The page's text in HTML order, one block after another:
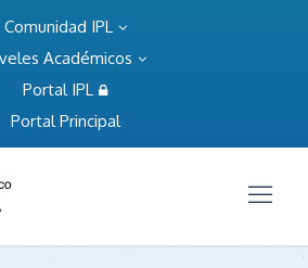
Comunidad IPL
Académicos
Portal IPL
Portal Principal